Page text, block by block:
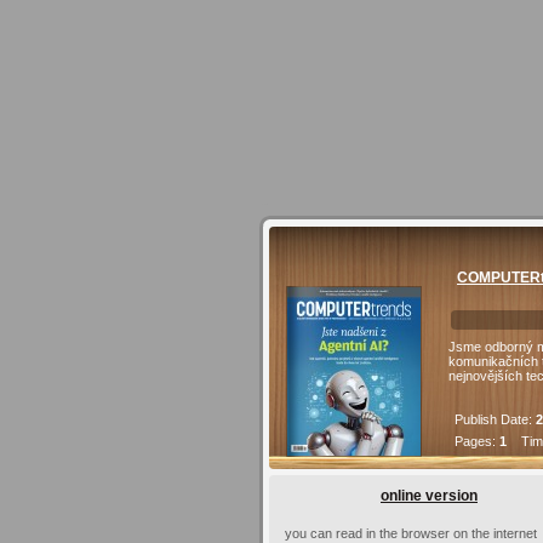
Jsme odborný
komunikačních
nejnovějších
Publish Date:
Pages: 1
online version
you can read in the browser on the internet